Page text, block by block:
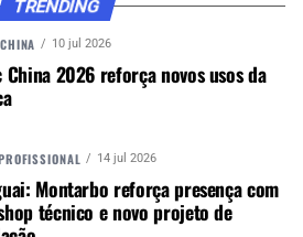
já nos primeiros meses de
AJUDAM NO VOCABULÁRIO
buscar músicas
uma criança pequena.
curtas, repetitivas e
mais adequadas para
TRENDING
10 jul 2026
China 2026 reforça novos usos da
14 jul 2026
Montarbo reforça presença com
técnico e novo projeto de